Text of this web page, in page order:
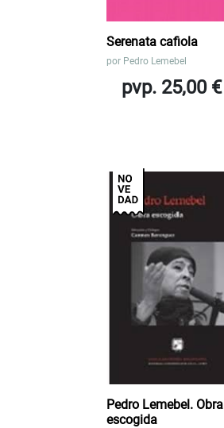
Serenata cafiola
por Pedro Lemebel
pvp. 25,00 €
Pedro Lemebel. Obra
escogida